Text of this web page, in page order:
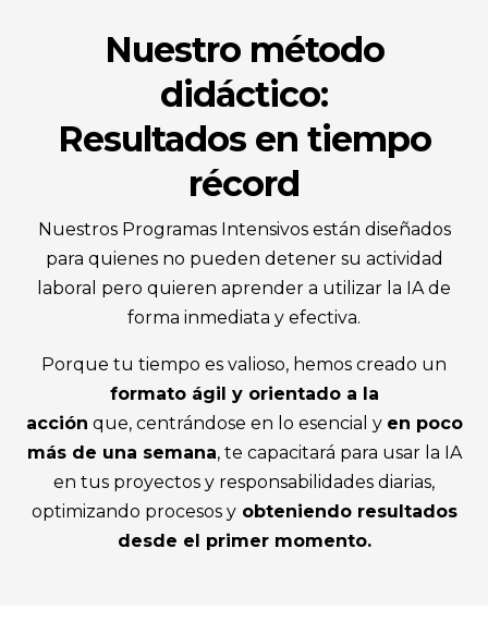
Nuestro método
didáctico:
Resultados en tiempo
récord
Nuestros Programas Intensivos están diseñados
para quienes no pueden detener su actividad
laboral pero quieren aprender a utilizar la IA de
forma inmediata y efectiva.
Porque tu tiempo es valioso, hemos creado un
formato ágil y orientado a la
acción que, centrándose en lo esencial y en poco
más de una semana, te capacitará para usar la IA
en tus proyectos y responsabilidades diarias,
optimizando procesos yobteniendo resultados
desde el primer momento.